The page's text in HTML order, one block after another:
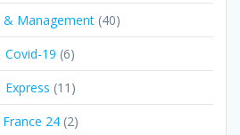
& Management(40)
Covid-19 (6)
Express (11)
France 24(2)